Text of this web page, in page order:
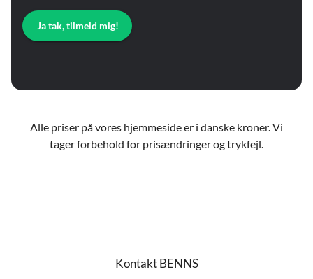
Ja tak, tilmeld mig!
Alle priser på vores hjemmeside er i danske kroner. Vi
tager forbehold for prisændringer og trykfejl.
Kontakt BENNS